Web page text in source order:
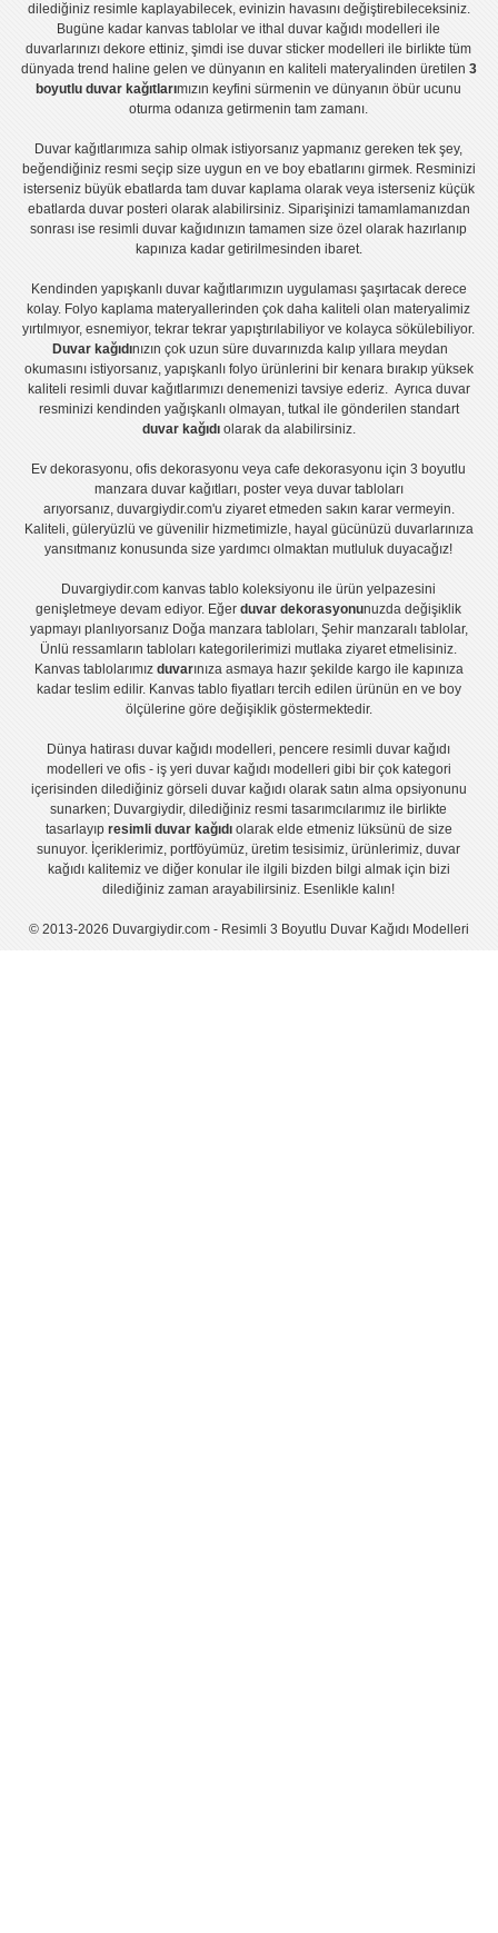
dilediğiniz resimle kaplayabilecek, evinizin havasını değiştirebileceksiniz.
Bugüne kadar kanvas tablo lar veithal duvar kağıdı modelleri ile
duvarlarınızı dekore ettiniz, şimdi iseduvar sticker modelleri ile birlikte tüm
dünyada trend haline gelen ve dünyanın en kaliteli materyalinden üretilen 3
boyutlu duvar kağıtlarımızın keyfini sürmenin ve dünyanın öbür ucunu
oturma odanıza getirmenin tam zamanı.
Duvar kağıtlarımıza sahip olmak istiyorsanız yapmanız gereken tek şey,
beğendiğiniz resmi seçip size uygun en ve boy ebatlarını girmek. Resminizi
isterseniz büyük ebatlarda tam duvar kaplamaolarak veya isterseniz küçük
ebatlarda duvar posteri olarak alabilirsiniz. Siparişinizi tamamlamanızdan
sonrası iseresimli duvar kağıdınızın tamamen size özel olarak hazırlanıp
kapınıza kadar getirilmesinden ibaret.
Kendinden yapışkanlı duvar kağıtlarımızın uygulamasışaşırtacak derece
kolay. Folyo kaplama materyallerinden çok daha kaliteli olanmateryalimiz
yırtılmıyor, esnemiyor, tekrar tekrar yapıştırılabiliyor ve kolayca sökülebiliyor.
Duvar kağıdınızın çok uzun süre duvarınızda kalıp yıllara meydan
okumasını istiyorsanız, yapışkanlı folyoürünlerini bir kenara bırakıp yüksek
kaliteli resimli duvar kağıtlarımızı denemenizi tavsiye ederiz. Ayrıca duvar
resminizi kendinden yağışkanlı olmayan, tutkal ile gönderilen standart
duvar kağıdıolarak da alabilirsiniz.
Ev dekorasyonu,ofis dekorasyonu veyacafe dekorasyonu için3 boyutlu
manzara duvar kağıtları, posterveya duvar tabloları
arıyorsanız, duvargiydir.com'u ziyaret etmeden sakın karar vermeyin.
Kaliteli, güleryüzlü ve güvenilir hizmetimizle, hayal gücünüzü duvarlarınıza
yansıtmanız konusunda size yardımcı olmaktan mutluluk duyacağız!
Duvargiydir.com kanvas tablo koleksiyonu ile ürün yelpazesini
genişletmeye devam ediyor. Eğerduvar dekorasyonunuzda değişiklik
yapmayı planlıyorsanız Doğa manzara tabloları, Şehir manzaralı tablolar,
Ünlü ressamların tabloları kategorilerimizi mutlaka ziyaret etmelisiniz.
Kanvas tablolarımız duvarınıza asmaya hazır şekilde kargo ile kapınıza
kadar teslim edilir. Kanvas tablo fiyatlarıtercih edilen ürünün en ve boy
ölçülerine göre değişiklik göstermektedir.
Dünya hatirası duvar kağıdı modelleri,pencere resimli duvar kağıdı
modelleri ve ofis - iş yeri duvar kağıdı modelleri gibi bir çok kategori
içerisinden dilediğiniz görseli duvar kağıdı olarak satın alma opsiyonunu
sunarken; Duvargiydir, dilediğiniz resmi tasarımcılarımız ile birlikte
tasarlayıp resimli duvar kağıdıolarak elde etmeniz lüksünü de size
sunuyor. İçeriklerimiz, portföyümüz, üretim tesisimiz, ürünlerimiz, duvar
kağıdı kalitemiz ve diğer konular ile ilgili bizden bilgi almak için bizi
dilediğiniz zaman arayabilirsiniz. Esenlikle kalın!
© 2013-2026 Duvargiydir.com - Resimli 3 Boyutlu Duvar Kağıdı Modelleri